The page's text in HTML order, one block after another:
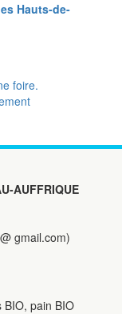
Hauts-de-
foire.
AUFFRIQUE
gmail.com)
BIO, pain BIO